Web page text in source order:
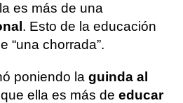
es más de una
. Esto de la educación
“una chorrada”.
poniendo la guinda al
ella es más de educar